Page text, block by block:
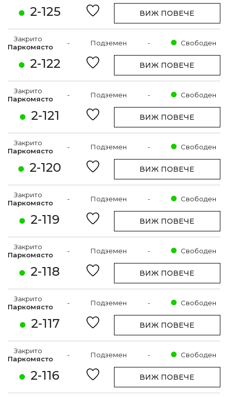
2-125 ВИЖ ПОВЕЧЕ
2-122
Закрито
Паркомясто
- Подземен - Свободен
ВИЖ ПОВЕЧЕ
2-121
Закрито
Паркомясто
- Подземен - Свободен
ВИЖ ПОВЕЧЕ
2-120
Закрито
Паркомясто
- Подземен - Свободен
ВИЖ ПОВЕЧЕ
2-119
Закрито
Паркомясто
- Подземен - Свободен
ВИЖ ПОВЕЧЕ
2-118
Закрито
Паркомясто
- Подземен - Свободен
ВИЖ ПОВЕЧЕ
2-117
Закрито
Паркомясто
- Подземен - Свободен
ВИЖ ПОВЕЧЕ
2-116
Закрито
Паркомясто
- Подземен - Свободен
ВИЖ ПОВЕЧЕ